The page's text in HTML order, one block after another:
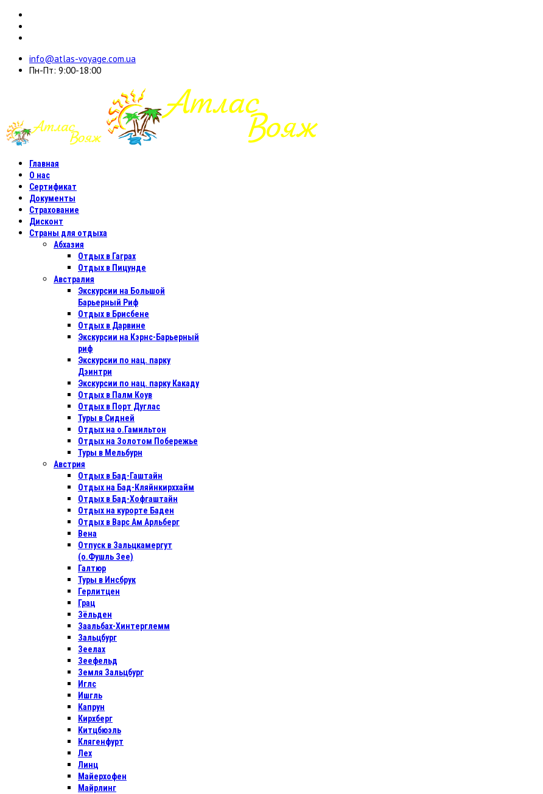
info@atlas-voyage.com.ua
Пн-Пт: 9:00-18:00
Главная
О нас
Сертификат
Документы
Страхование
Дисконт
Страны для отдыха
Абхазия
Отдых в Гаграх
Отдых в Пицунде
Австралия
Экскурсии на Большой
Барьерный Риф
Отдых в Бриcбене
Отдых в Дарвине
Экскурсии на Кэрнс-Барьерный
риф
Экскурсии по нац. парку
Дэинтри
Экскурсии по нац. парку Какаду
Отдых в Палм Коув
Отдых в Порт Дуглас
Туры в Сидней
Отдых на о.Гамильтон
Отдых на Золотом Побережье
Туры в Мельбурн
Австрия
Отдых в Бад-Гаштайн
Отдых на Бад-Кляйнкирххайм
Отдых в Бад-Хофгаштайн
Отдых на курорте Баден
Отдых в Варс Ам Арльберг
Вена
Отпуск в Зальцкамергут
(о.Фушль Зее)
Галтюр
Туры в Инсбрук
Герлитцен
Грац
Зёльден
Заальбах-Хинтерглемм
Зальцбург
Зеелах
Зеефельд
Земля Зальцбург
Иглс
Ишгль
Капрун
Кирхберг
Китцбюэль
Клягенфурт
Лех
Линц
Майерхофен
Майрлинг